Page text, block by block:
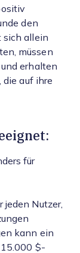
den
allein
müssen
erhalten
die auf ihre
für
Nutzer,
kann ein
$-